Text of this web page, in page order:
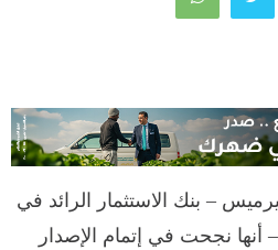
– بنك الاستثمار الرائد في
– أنها نجحت في إتمام الإصدار